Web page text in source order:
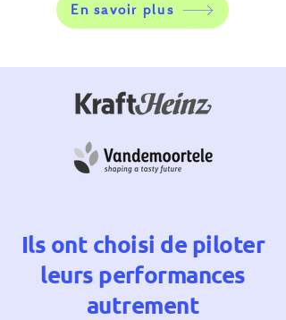
En savoir plus
Ils ont choisi de piloter
leurs performances
autrement